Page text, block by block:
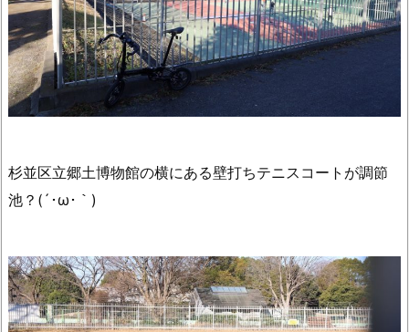
杉並区立郷土博物館の横にある壁打ちテニスコートが調節
池？(´･ω･｀)